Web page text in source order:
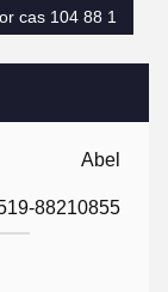
Abel
88210855
cas 104 88 1